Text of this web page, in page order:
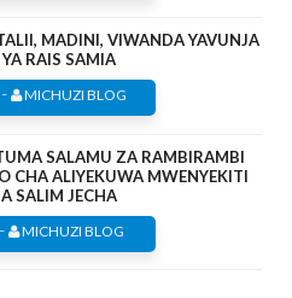
MADINI, VIWANDA YAVUNJA
RAIS SAMIA
MICHUZI BLOG
SALAMU ZA RAMBIRAMBI
CHA ALIYEKUWA MWENYEKITI
SALIM JECHA
- MICHUZI BLOG